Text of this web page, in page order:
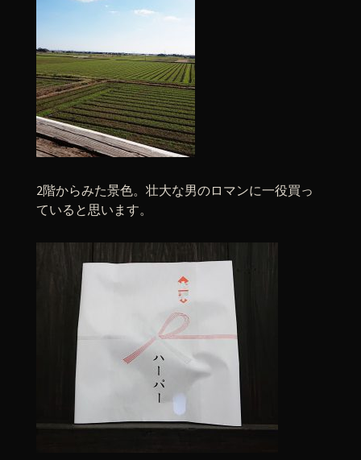
2階からみた景色。壮大な男のロマンに一役買っ
ていると思います。